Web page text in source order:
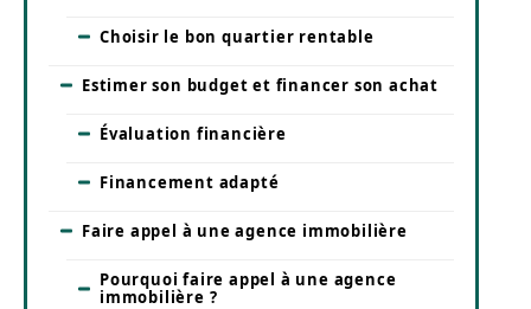
Choisir le bon quartier rentable
Estimer son budget et financer son achat
Évaluation financière
Financement adapté
Faire appel à une agence immobilière
Pourquoi faire appel à une agence
immobilière ?